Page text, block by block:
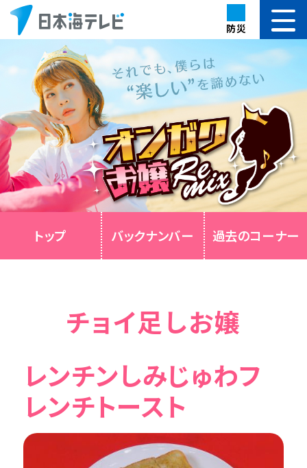
防災
トップ バックナンバー 過去のコーナー
チョイ足しお嬢
レンチンしみじゅわフ
レンチトースト